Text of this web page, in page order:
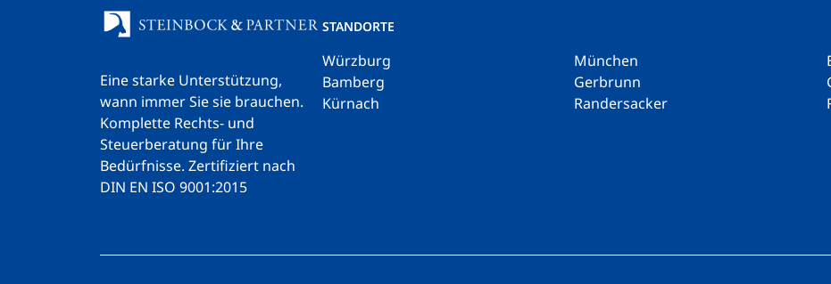
Eine starke Unterstützung,
wann immer Sie sie brauchen.
Komplette Rechts- und
Steuerberatung für Ihre
Bedürfnisse. Zertifiziert nach
DIN EN ISO 9001:2015
STANDORTE
Würzburg München
Bamberg
Gerbrunn
Kürnach
Randersacker